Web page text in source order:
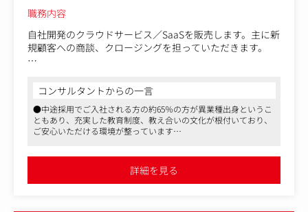
職務内容
自社開発のクラウドサービス／SaaSを販売します。主に新
規顧客への商談、クロージングを担っていただきます。
・初期商談-受注までの案件コントロール（複数関係者を
巻き込んだ案件ハンドリング）
・経営課題・業務課題のヒアリング、課題解決手段のご提
案?クロージング
・導入時導入後の、カスタマーサクセス担当者への引継ぎ
コンサルタントからの一言
●中途採用でご入社される方の約65％の方が異業種出身というこ
ともあり、充実した教育制度、教え合いの文化が根付いており、
ご安心いただける環境が整っています
やすい環境を提供するべく、独自の福利厚生が整っており、働き
がいのある会社ランキングでもベストカンパニーに選出されてい
ます
詳細を見る